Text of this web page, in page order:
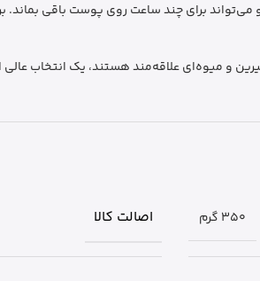
برای چند ساعت روی پوست باقی
و میوه‌ای علاقه‌مند هستند، یک انتخاب
350 گرم اصالت کالا